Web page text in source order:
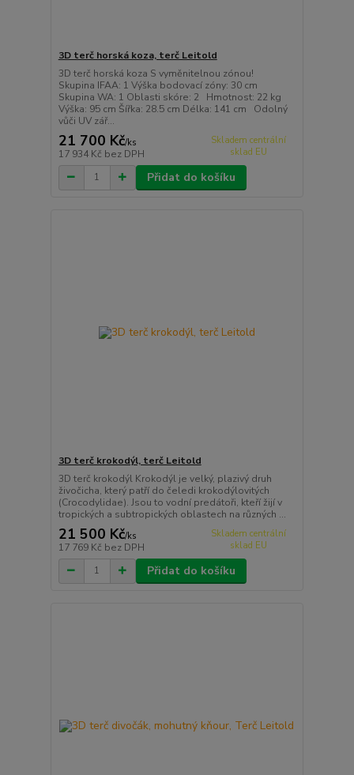
3D terč horská koza, terč Leitold
3D terč horská koza S vyměnitelnou zónou!
Skupina IFAA: 1 Výška bodovací zóny: 30 cm
Skupina WA: 1 Oblasti skóre: 2 Hmotnost: 22 kg
Výška: 95 cm Šířka: 28.5 cm Délka: 141 cm Odolný
vůči UV zář...
21 700 Kč/ks
17 934 Kč bez DPH
Skladem centrální
sklad EU
Přidat do košíku
3D terč krokodýl, terč Leitold
3D terč krokodýl Krokodýl je velký, plazivý druh
živočicha, který patří do čeledi krokodýlovitých
(Crocodylidae). Jsou to vodní predátoři, kteří žijí v
tropických a subtropických oblastech na různých ...
21 500 Kč/ks
17 769 Kč bez DPH
Skladem centrální
sklad EU
Přidat do košíku